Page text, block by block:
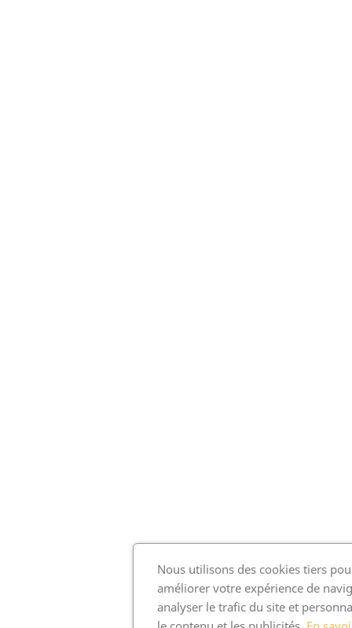
Nous utilisons des cookies tiers
améliorer votre expérience de
analyser le trafic du site et